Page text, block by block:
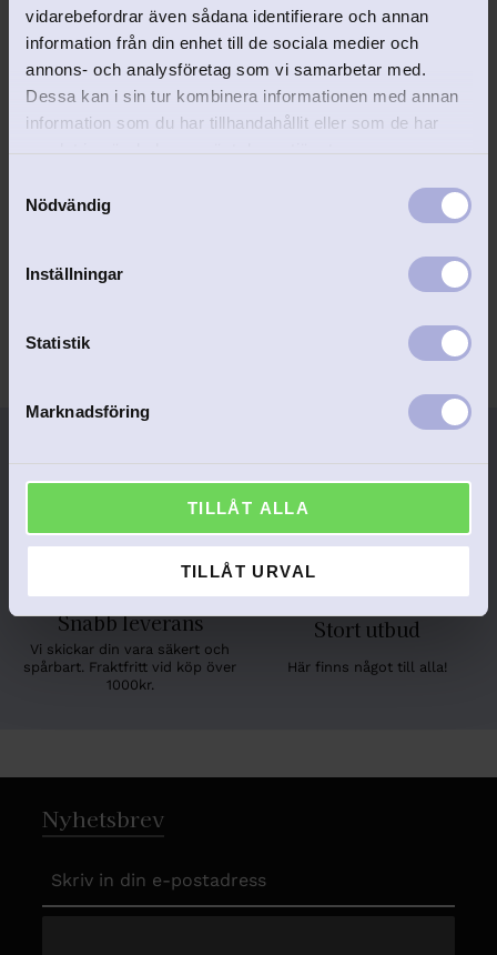
vidarebefordrar även sådana identifierare och annan
information från din enhet till de sociala medier och
annons- och analysföretag som vi samarbetar med.
Dessa kan i sin tur kombinera informationen med annan
information som du har tillhandahållit eller som de har
samlat in när du har använt deras tjänster.
Nödvändig
Inställningar
Statistik
Marknadsföring
TILLÅT ALLA
TILLÅT URVAL
Slipshållare &
matta förgyllda
Förgyllda knappar och
slipshållare.
Manschettknappar
Enkelt, stiligt och borstat.
Personlig service
Snabb leverans
Vi skickar din vara säkert och
spårbart. Fraktfritt vid köp över
1000kr.
Stort utbud
Här finns något till alla!
Nyhetsbrev